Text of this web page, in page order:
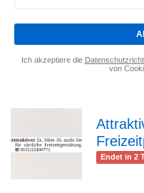
*
Ich akzeptiere die
von
zur
Endet in 2